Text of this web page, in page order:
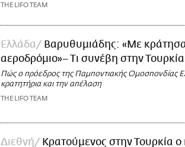
THE LIFO TEAM
Ελλάδα
Βαρυθυμιάδης: «Με
αεροδρόμιο»– Τι συνέβη στην Τουρκία
Πώς ο πρόεδρος της Παμποντιακής Ομοσπονδίας
κρατητήρια και την απέλαση
THE LIFO TEAM
Διεθνή
Κρατούμενος στην Τουρκία ο